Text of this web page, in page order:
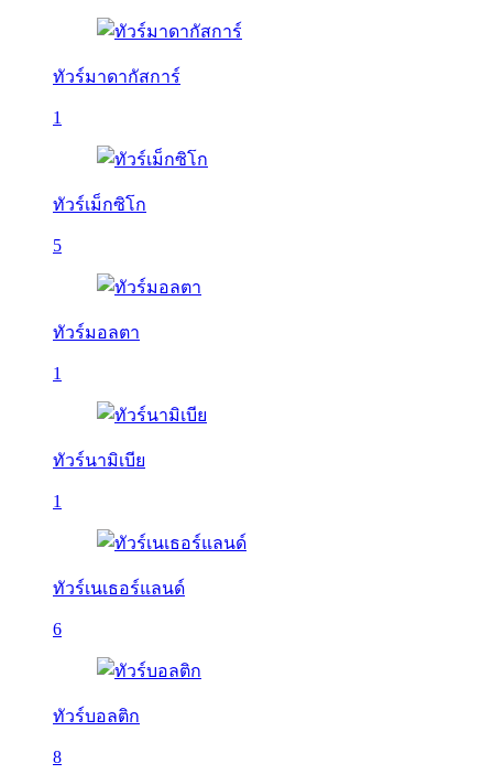
ทัวร์มาดากัสการ์
1
ทัวร์เม็กซิโก
5
ทัวร์มอลตา
1
ทัวร์นามิเบีย
1
ทัวร์เนเธอร์แลนด์
6
ทัวร์บอลติก
8